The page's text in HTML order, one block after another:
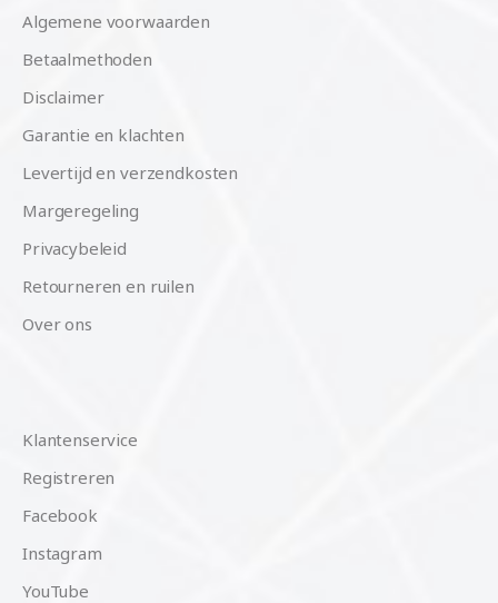
Algemene voorwaarden
Betaalmethoden
Disclaimer
Garantie en klachten
Levertijd en verzendkosten
Margeregeling
Privacybeleid
Retourneren en ruilen
Over ons
Klantenservice
Registreren
Facebook
Instagram
YouTube